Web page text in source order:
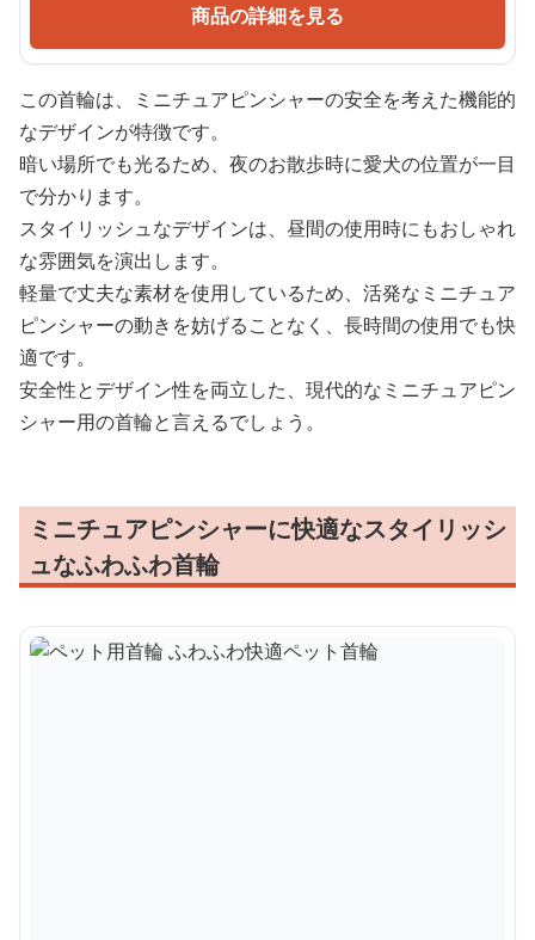
商品の詳細を見る
この首輪は、ミニチュアピンシャーの安全を考えた機能的
なデザインが特徴です。
暗い場所でも光るため、夜のお散歩時に愛犬の位置が一目
で分かります。
スタイリッシュなデザインは、昼間の使用時にもおしゃれ
な雰囲気を演出します。
軽量で丈夫な素材を使用しているため、活発なミニチュア
ピンシャーの動きを妨げることなく、長時間の使用でも快
適です。
安全性とデザイン性を両立した、現代的なミニチュアピン
シャー用の首輪と言えるでしょう。
ミニチュアピンシャーに快適なスタイリッシ
ュなふわふわ首輪